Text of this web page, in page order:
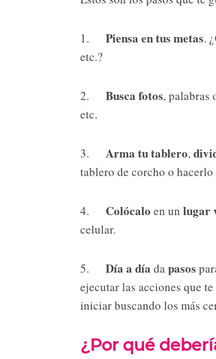
1. Piensa en tus metas.
etc.?
2. Busca fotos, palabras
etc.
3. Arma tu tablero,
tablero de corcho o
4. Colócalo en un lugar
celular.
5. Día a día dapasos
ejecutar las acciones que
iniciar buscando los más
¿Por qué